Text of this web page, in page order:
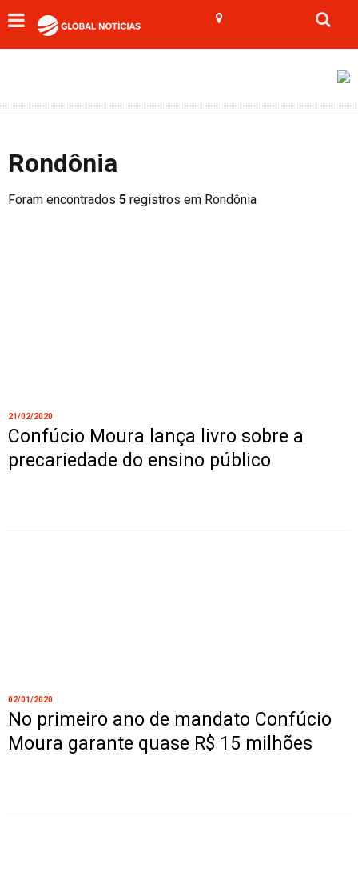
Rondônia
Foram encontrados 5 registros em Rondônia
21/02/2020
Confúcio Moura lança livro sobre a
precariedade do ensino público
02/01/2020
No primeiro ano de mandato Confúcio
Moura garante quase R$ 15 milhões